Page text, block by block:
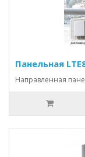
Панельная
Направленная